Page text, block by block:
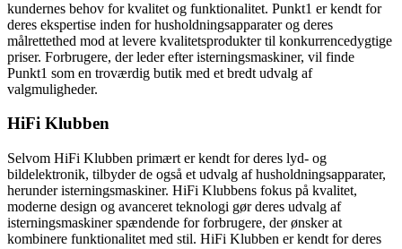
kundernes behov for kvalitet og funktionalitet. Punkt1 er kendt for
deres ekspertise inden for husholdningsapparater og deres
målrettethed mod at levere kvalitetsprodukter til konkurrencedygtige
priser. Forbrugere, der leder efter isterningsmaskiner, vil finde
Punkt1 som en troværdig butik med et bredt udvalg af
valgmuligheder.
HiFi Klubben
Selvom HiFi Klubben primært er kendt for deres lyd- og
bildelektronik, tilbyder de også et udvalg af husholdningsapparater,
herunder isterningsmaskiner. HiFi Klubbens fokus på kvalitet,
moderne design og avanceret teknologi gør deres udvalg af
isterningsmaskiner spændende for forbrugere, der ønsker at
kombinere funktionalitet med stil. HiFi Klubben er kendt for deres